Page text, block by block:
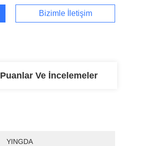
Bizimle İletişim
Puanlar Ve İncelemeler
YINGDA